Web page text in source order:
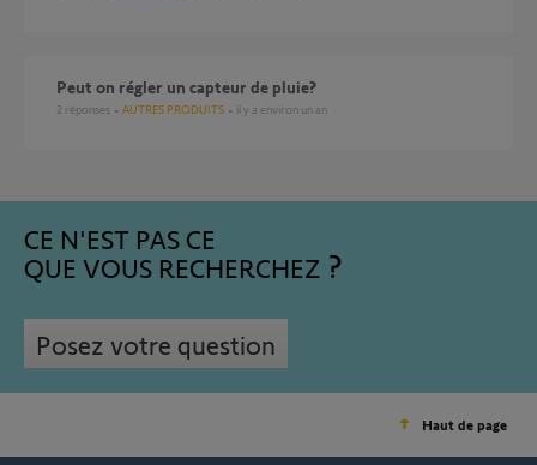
Peut on régler un capteur de pluie?
2 réponses AUTRES PRODUITS il y a environ un an
CE N'EST PAS CE
QUE VOUS RECHERCHEZ
Posez votre question
Haut de page